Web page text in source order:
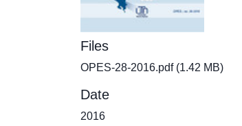
Files
OPES-28-2016.pdf(1.42 MB)
Date
2016